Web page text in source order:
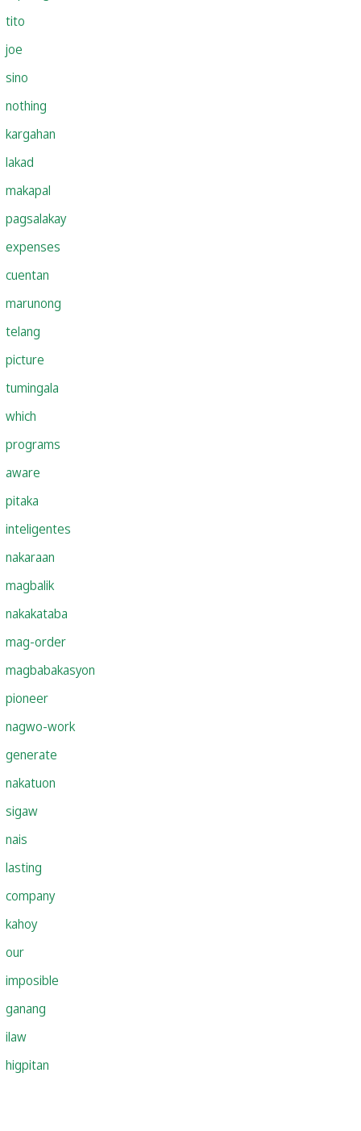
tito
joe
sino
nothing
kargahan
lakad
makapal
pagsalakay
expenses
cuentan
marunong
telang
picture
tumingala
which
programs
aware
pitaka
inteligentes
nakaraan
magbalik
nakakataba
mag-order
magbabakasyon
pioneer
nagwo-work
generate
nakatuon
sigaw
nais
lasting
company
kahoy
our
imposible
ganang
ilaw
higpitan